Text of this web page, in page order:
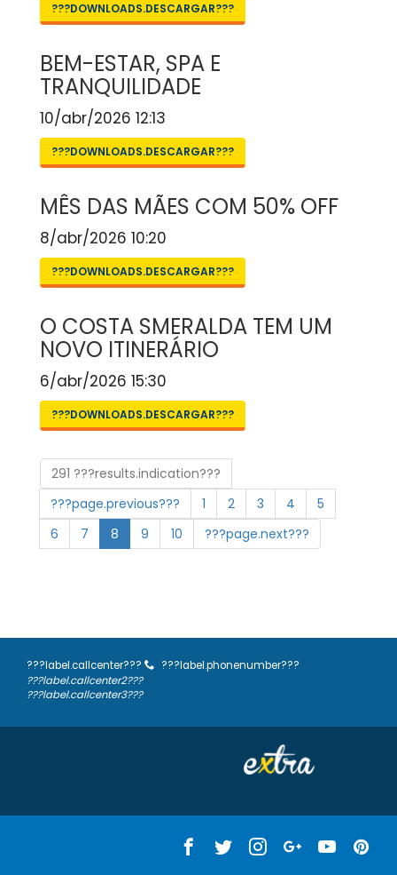
???DOWNLOADS.DESCARGAR???
BEM-ESTAR, SPA E
TRANQUILIDADE
10/abr/2026 12:13
???DOWNLOADS.DESCARGAR???
MÊS DAS MÃES COM 50% OFF
8/abr/2026 10:20
???DOWNLOADS.DESCARGAR???
O COSTA SMERALDA TEM UM
NOVO ITINERÁRIO
6/abr/2026 15:30
???DOWNLOADS.DESCARGAR???
291 ???results.indication???
???page.previous???
1 2 3 4
5
6
7 8 9 10 ???page.next???
???label.callcenter???
???label.phonenumber???
???label.callcenter2???
???label.callcenter3???